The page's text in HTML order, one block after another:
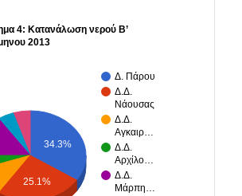
4: Κατανάλωση νερού Β’
2013
Δ. Πάρου
Δ.Δ.
Νάουσας
Δ.Δ.
Αγκαιρ…
Δ.Δ.
Αρχίλο…
Δ.Δ.
Μάρπη…
34.3%
25.1%